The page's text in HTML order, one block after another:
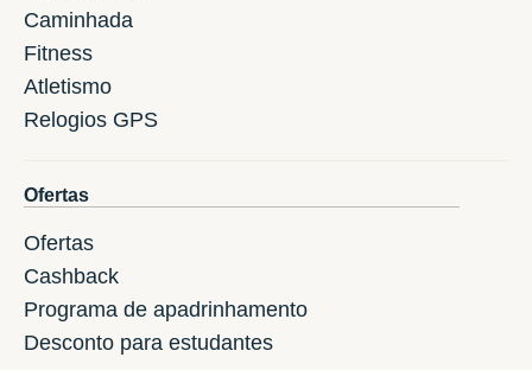
Caminhada
Fitness
Atletismo
Relogios GPS
Ofertas
Ofertas
Cashback
Programa de apadrinhamento
Desconto para estudantes